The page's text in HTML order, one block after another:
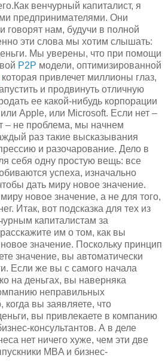
венчурный капиталист, я
предпринимателями. Они
говорят нам, будучи в полной
эти слова мы хотим слышать:
Мы уверены, что при помощи
P2P модели, оптимизированной
которая привлечет миллионы глаз,
и продвинуть отличную
ее какой-нибудь корпорации
Apple, или Microsoft. Если нет –
– не проблема, мы начнем
раз такие высказывания
и разочарование. Дело в
себя одну простую вещь: все
успеха, изначально
дать миру новое значение.
новое значение, а не для того,
Итак, вот подсказка для тех из
капиталистам за
им о том, как вы
значение. Поскольку принцип
значение, вы автоматически
Если же вы с самого начала
на деньгах, вы наверняка
неправильных
вы заявляете, что
вы привлекаете в компанию
консультантов. А в деле
нет ничего хуже, чем эти две
MBA и бизнес-